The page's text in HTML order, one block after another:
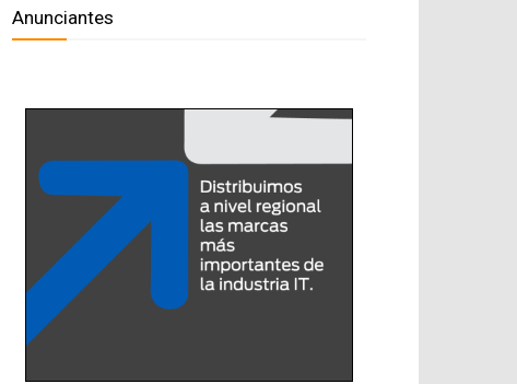
Anunciantes